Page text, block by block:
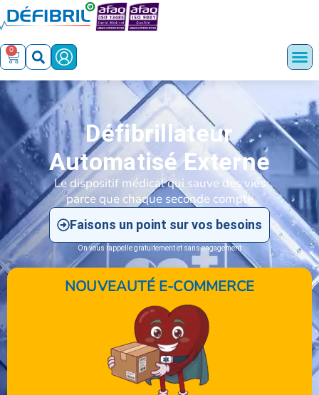
0
Défibrillateur
Automatisé Externe
Le dispositif médical qui sauve des vies
parce que chaque seconde compte
Faisons un point sur vos besoins
On vous rappelle gratuitement et sans engagement
NOUVEAUTÉ E-COMMERCE